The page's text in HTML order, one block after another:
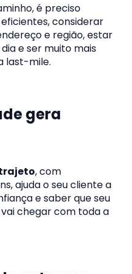
é preciso
considerar
e região, estar
e ser muito mais
last-mile.
gera
, com
ajuda o seu cliente a
e saber que seu
chegar com toda a